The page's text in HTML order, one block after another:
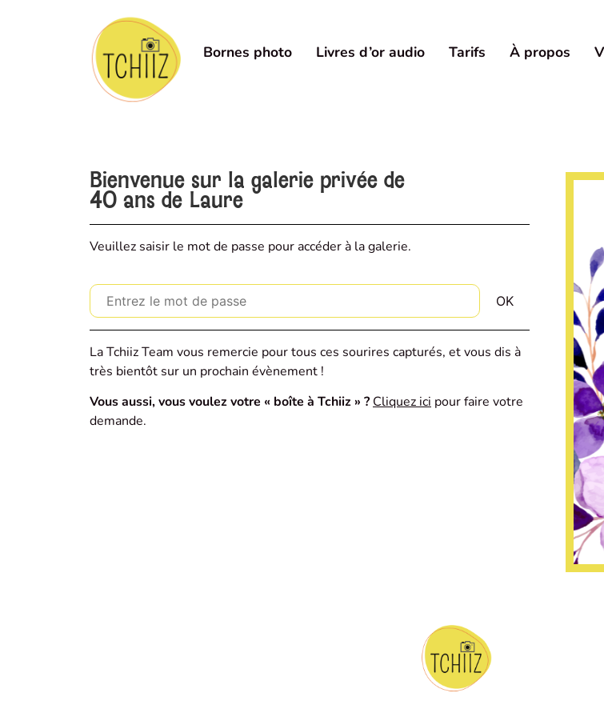
Bornes photo Livres d’or audio Tarifs À propos
Bienvenue sur la galerie privée de
40 ans de Laure
Veuillez saisir le mot de passe pour accéder à la galerie.
La Tchiiz Team vous remercie pour tous ces sourires capturés, et vous dis à
très bientôt sur un prochain évènement !
Vous aussi, vous voulez votre « boîte à Tchiiz » ? Cliquez ici pour faire votre
demande.